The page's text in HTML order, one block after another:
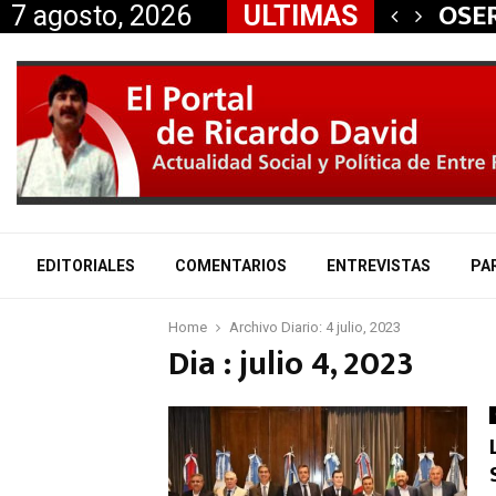
7 agosto, 2026 ULTIMAS
aliados a la…
EDITORIALES COMENTARIOS ENTREVISTAS
Home Archivo Diario: 4 julio, 2023
Dia : julio 4, 2023